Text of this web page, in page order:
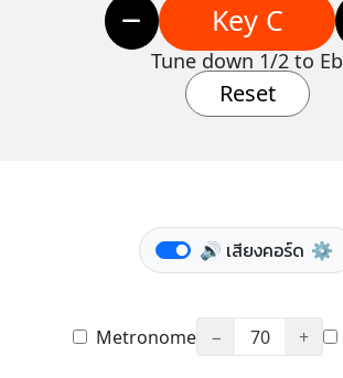
Key C
Tune down 1/2 to Eb
Reset
🔊 เสียงคอร์ด ⚙️
Metronome − 70 +